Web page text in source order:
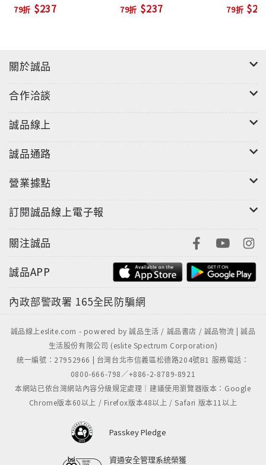
79折 $237 79折 $237 79折
關於誠品
合作洽談
誠品線上
誠品通路
營業據點
訂閱誠品線上電子報
關注誠品
誠品APP
內政部警政署 165全民防騙網
誠品線上eslite.com - powered by 誠品生活 / 誠品書店 / 誠品物流 | 誠品
生活股份有限公司 (eslite Spectrum Corporation)
統一編號：27952966 | 台灣台北市信義區松德路204號B1 服務電話：
0800-666-798／+886-2-8789-8921
本網站已依台灣網站內容分級規定處理｜建議使用瀏覽器版本：Google
Chrome版本60以上 / Firefox版本48以上 / Safari 版本11以上
Passkey Pledge
資通安全管理系統榮獲